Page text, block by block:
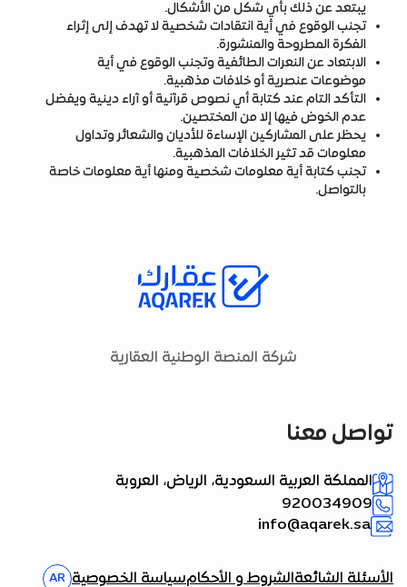
يبتعد عن ذلك بأي شكل من الأشكال.
تجنب الوقوع في أية انتقادات شخصية لا تهدف إلى إثراء
الفكرة المطروحة والمنشورة.
الابتعاد عن النعرات الطائفية وتجنب الوقوع في أية
موضوعات عنصرية أو خلافات مذهبية.
التأكد التام عند كتابة أي نصوص قرآنية أو آراء دينية ويفضل
عدم الخوض فيها إلا من المختصين.
يحظر على المشاركين الإساءة للأديان والشعائر وتداول
معلومات قد تثير الخلافات المذهبية.
تجنب كتابة أية معلومات شخصية ومنها أية معلومات خاصة
بالتواصل.
شركة المنصة الوطنية العقارية
تواصل معنا
المملكة العربية السعودية، الرياض، العروبة
920034909
info@aqarek.sa
الأسئلة الشائعةالشروط و الأحكامسياسة الخصوصية AR